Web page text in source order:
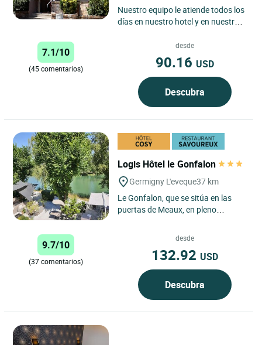
Nuestro equipo le atiende todos los
días en nuestro hotel y en nuestro
especialidades...
7.1/10
(45 comentarios)
desde
90.16 USD
Descubra
Logis Hôtel le Gonfalon
Germigny L'eveque37 km
Le Gonfalon, que se sitúa en las
puertas de Meaux, en pleno
pulmón verde de la región
9.7/10
(37 comentarios)
desde
132.92 USD
Descubra